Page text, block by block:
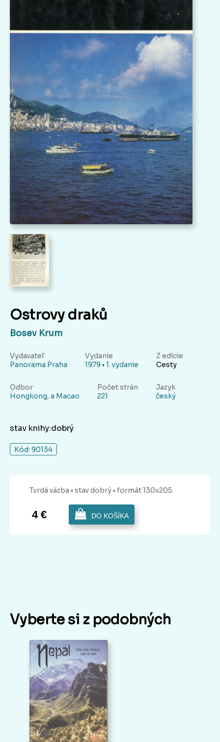
Ostrovy draků
Bosev Krum
Vydavateľ
Panorama Praha
Vydanie
1979 • 1. vydanie
Z edície
Cesty
Odbor
Hongkong, a Macao
Počet strán
221
Jazyk
český
stav knihy:dobrý
Kód: 90134
Tvrdá väzba • stav dobrý • formát 130x205
4 € DO KOŠÍKA
Vyberte si z podobných